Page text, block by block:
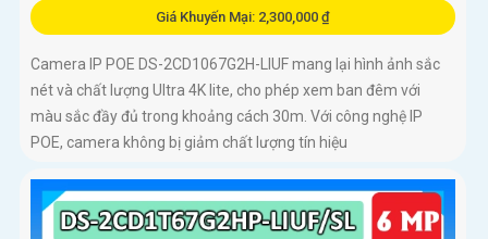
Giá Khuyến Mại: 2,300,000 ₫
Camera IP POE DS-2CD1067G2H-LIUF mang lại hình ảnh sắc
nét và chất lượng Ultra 4K lite, cho phép xem ban đêm với
màu sắc đầy đủ trong khoảng cách 30m. Với công nghệ IP
POE, camera không bị giảm chất lượng tín hiệu